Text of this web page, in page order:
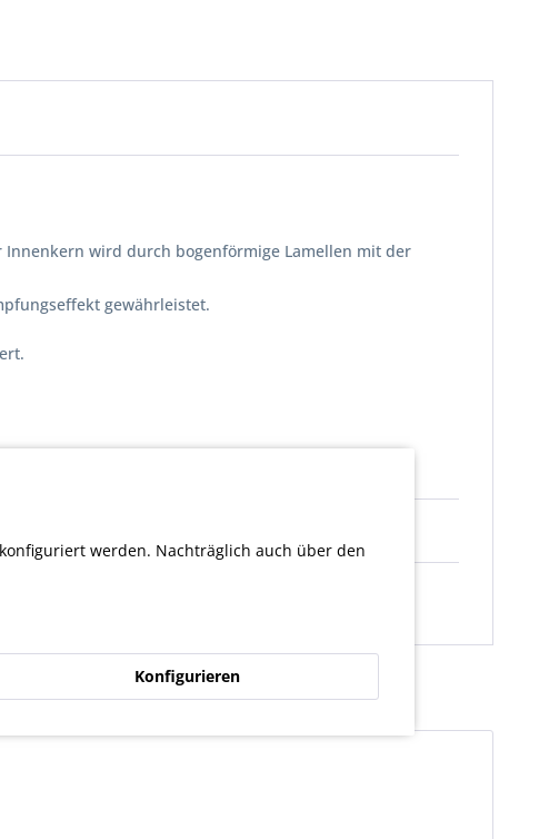
wird durch bogenförmige Lamellen mit der
gewährleistet.
werden. Nachträglich auch über den
Konfigurieren